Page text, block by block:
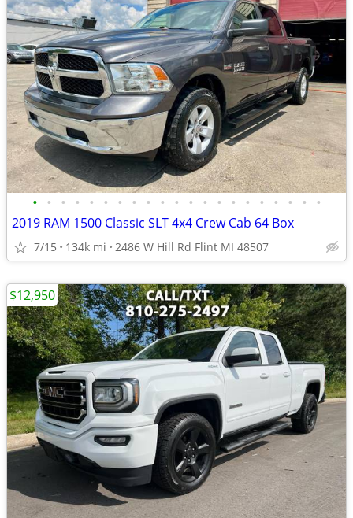
• • • • • • • • • • • • • • • • • • • • •
2019 RAM 1500 Classic SLT 4x4 Crew Cab 64 Box
7/15 134k mi 2486 W Hill Rd Flint MI 48507
$12,950